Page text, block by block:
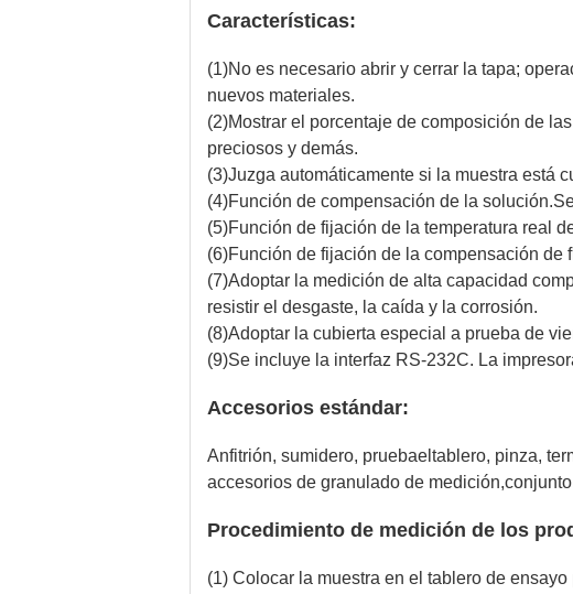
Características:
(1)No es necesario abrir y cerrar la tapa;
nuevos materiales.
(2)Mostrar el porcentaje de composición de
preciosos y demás.
(3)Juzga automáticamente si la muestra está
(4)Función de compensación de la
(5)Función de fijación de la temperatura real
(6)Función de fijación de la compensación
(7)Adoptar la medición de alta capacidad
resistir el desgaste, la caída y la corrosión.
(8)Adoptar la cubierta especial a prueba de
(9)Se incluye la interfaz RS-232C. La
Accesorios estándar:
Anfitrión, sumidero, pruebael tablero, pinza,
accesorios de granulado de
Procedimiento de medición de los
(1) Colocar la muestra en el tablero de